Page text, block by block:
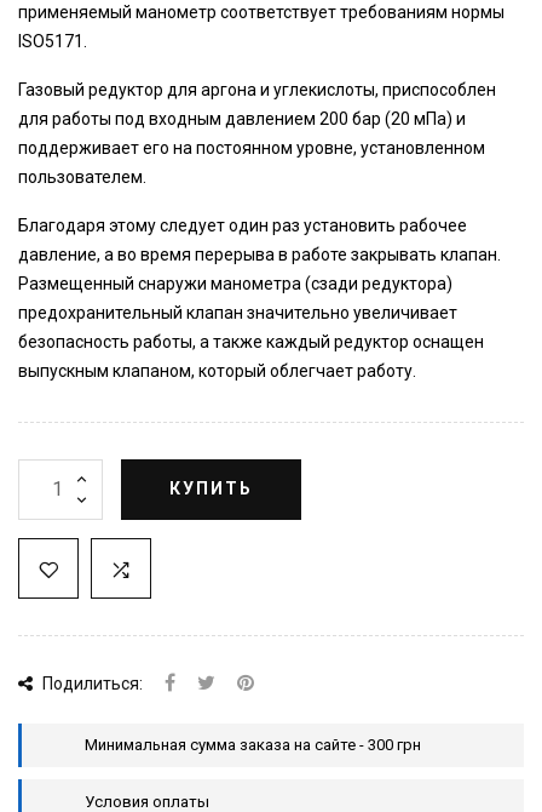
применяемый манометр соответствует требованиям нормы
ISO5171.
Газовый редуктор для аргона и углекислоты, приспособлен
для работы под входным давлением 200 бар (20 мПа) и
поддерживает его на постоянном уровне, установленном
пользователем.
Благодаря этому следует один раз установить рабочее
давление, а во время перерыва в работе закрывать клапан.
Размещенный снаружи манометра (сзади редуктора)
предохранительный клапан значительно увеличивает
безопасность работы, а также каждый редуктор оснащен
выпускным клапаном, который облегчает работу.
КУПИТЬ
Подилиться:
Минимальная сумма заказа на сайте - 300 грн
Условия оплаты